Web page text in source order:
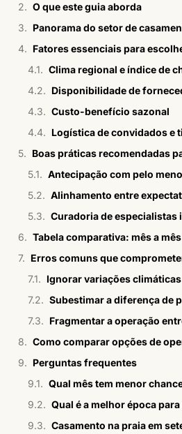
O que este guia aborda
Fatores essenciais para
Clima regional e índice de
Disponibilidade de
Custo-benefício sazonal
Logística de convidados e
Boas práticas recomendadas
Antecipação com pelo
Alinhamento entre
Curadoria de especialistas
Tabela comparativa: mês a
Erros comuns que
Ignorar variações
Como comparar opções de
Perguntas frequentes
Qual é a melhor época